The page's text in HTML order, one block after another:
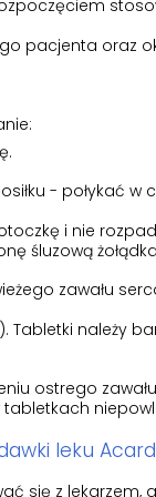
pacjenta oraz
- połykać w
i nie
śluzową
zawału
należy
ostrego
leku
się z